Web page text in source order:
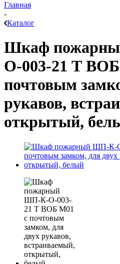
Главная
-
Каталог
Шкаф
О-003-21 Т
почтовым
рукавов,
открытый,